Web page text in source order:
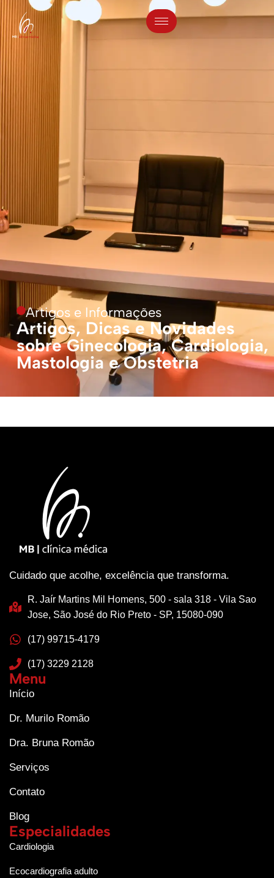
Artigos e Informações
Artigos, Dicas e Novidades
sobre Ginecologia, Cardiologia,
Mastologia e Obstetria
Cuidado que acolhe, excelência que transforma.
R. Jaír Martins Mil Homens, 500 - sala 318 - Vila Sao
Jose, São José do Rio Preto - SP, 15080-090
(17) 99715-4179
(17) 3229 2128
Menu
Início
Dr. Murilo Romão
Dra. Bruna Romão
Serviços
Contato
Blog
Especialidades
Cardiologia
Ecocardiografia adulto